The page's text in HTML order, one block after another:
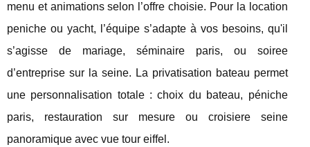
menu et animations selon l’offre choisie. Pour la location
peniche ou yacht, l’équipe s’adapte à vos besoins, qu'il
s’agisse de mariage, séminaire paris, ou soiree
d’entreprise sur la seine. La privatisation bateau permet
une personnalisation totale : choix du bateau, péniche
paris, restauration sur mesure ou croisiere seine
panoramique avec vue tour eiffel.